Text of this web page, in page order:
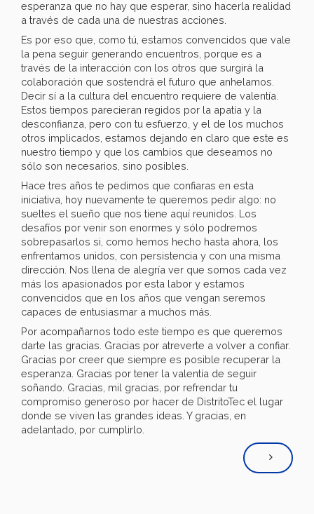
esperanza que no hay que esperar, sino hacerla realidad
a través de cada una de nuestras acciones.
Es por eso que, como tú, estamos convencidos que vale
la pena seguir generando encuentros, porque es a
través de la interacción con los otros que surgirá la
colaboración que sostendrá el futuro que anhelamos.
Decir sí a la cultura del encuentro requiere de valentía.
Estos tiempos parecieran regidos por la apatía y la
desconfianza, pero con tu esfuerzo, y el de los muchos
otros implicados, estamos dejando en claro que este es
nuestro tiempo y que los cambios que deseamos no
sólo son necesarios, sino posibles.
Hace tres años te pedimos que confiaras en esta
iniciativa, hoy nuevamente te queremos pedir algo: no
sueltes el sueño que nos tiene aquí reunidos. Los
desafíos por venir son enormes y sólo podremos
sobrepasarlos si, como hemos hecho hasta ahora, los
enfrentamos unidos, con persistencia y con una misma
dirección. Nos llena de alegría ver que somos cada vez
más los apasionados por esta labor y estamos
convencidos que en los años que vengan seremos
capaces de entusiasmar a muchos más.
Por acompañarnos todo este tiempo es que queremos
darte las gracias. Gracias por atreverte a volver a confiar.
Gracias por creer que siempre es posible recuperar la
esperanza. Gracias por tener la valentía de seguir
soñando. Gracias, mil gracias, por refrendar tu
compromiso generoso por hacer de DistritoTec el lugar
donde se viven las grandes ideas. Y gracias, en
adelantado, por cumplirlo.